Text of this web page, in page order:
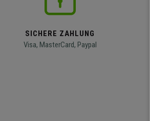
SICHERE ZAHLUNG
Visa, MasterCard, Paypal